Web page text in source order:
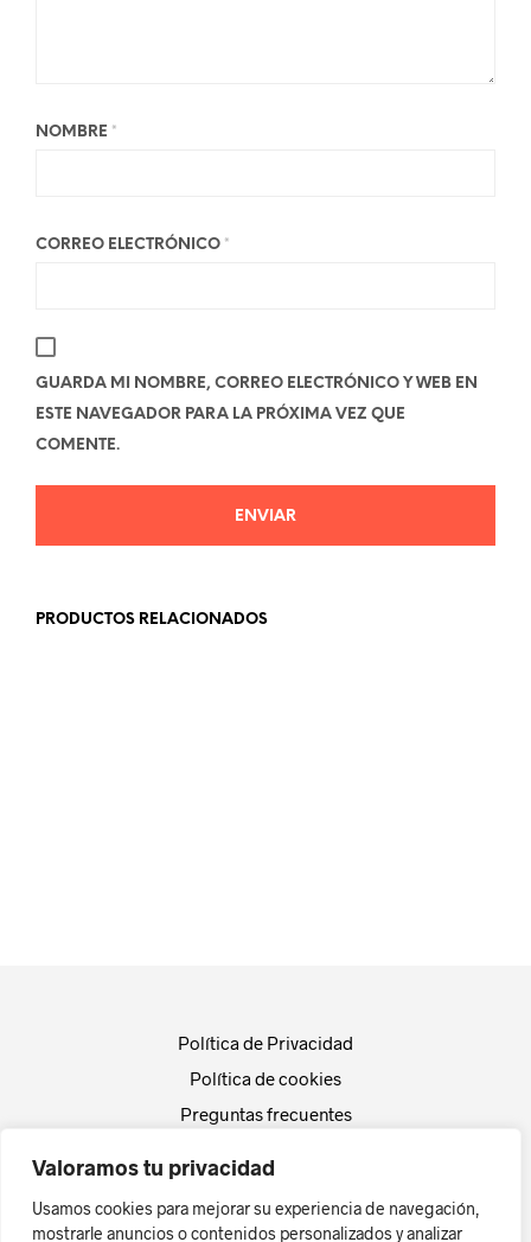
Valoramos tu privacidad
Usamos cookies para mejorar su experiencia de navegación,
mostrarle anuncios o contenidos personalizados y analizar
NOMBRE *
CORREO ELECTRÓNICO *
GUARDA MI NOMBRE, CORREO ELECTRÓNICO Y WEB EN
ESTE NAVEGADOR PARA LA PRÓXIMA VEZ QUE
COMENTE.
PRODUCTOS RELACIONADOS
Política de Privacidad
Política de cookies
Preguntas frecuentes
Contacto